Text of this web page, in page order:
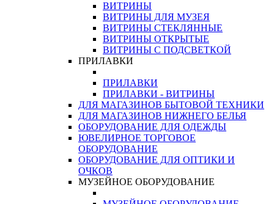
ВИТРИНЫ
ВИТРИНЫ ДЛЯ МУЗЕЯ
ВИТРИНЫ СТЕКЛЯННЫЕ
ВИТРИНЫ ОТКРЫТЫЕ
ВИТРИНЫ С ПОДСВЕТКОЙ
ПРИЛАВКИ
ПРИЛАВКИ
ПРИЛАВКИ - ВИТРИНЫ
ДЛЯ МАГАЗИНОВ БЫТОВОЙ ТЕХНИКИ
ДЛЯ МАГАЗИНОВ НИЖНЕГО БЕЛЬЯ
ОБОРУДОВАНИЕ ДЛЯ ОДЕЖДЫ
ЮВЕЛИРНОЕ ТОРГОВОЕ
ОБОРУДОВАНИЕ
ОБОРУДОВАНИЕ ДЛЯ ОПТИКИ И
ОЧКОВ
МУЗЕЙНОЕ ОБОРУДОВАНИЕ